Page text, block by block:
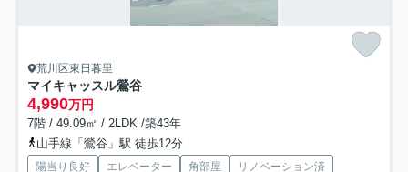
荒川区東日暮里
マイキャッスル鶯谷
4,990万円
7階 / 49.09㎡ / 2LDK /築43年
山手線「鶯谷」駅 徒歩12分
陽当り良好 エレベーター 角部屋
リノベーション済